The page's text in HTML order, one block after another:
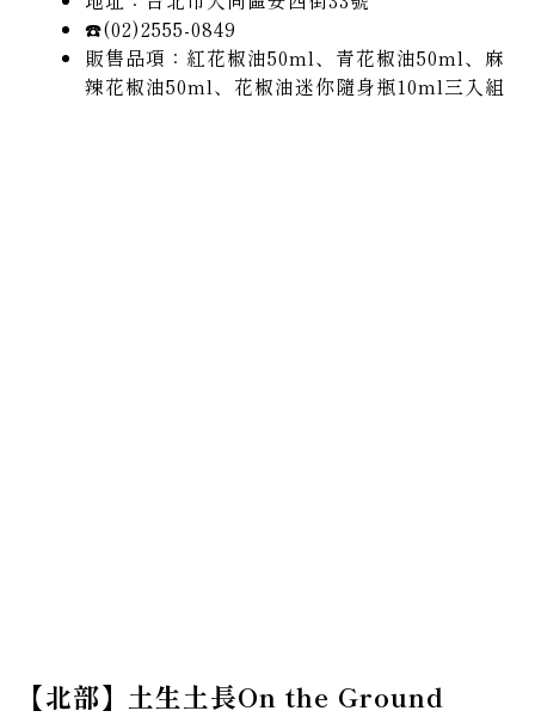
☎️(02)2555-0849
販售品項：紅花椒油50ml、青花椒油50ml、麻
辣花椒油50ml、花椒油迷你隨身瓶10ml三入組
【北部】土生土長On the Ground